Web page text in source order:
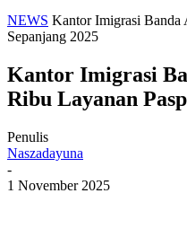
NEWS Kantor Imigrasi Banda
Sepanjang 2025
Kantor Imigrasi
Ribu Layanan
Penulis
Naszadayuna
-
1 November 2025